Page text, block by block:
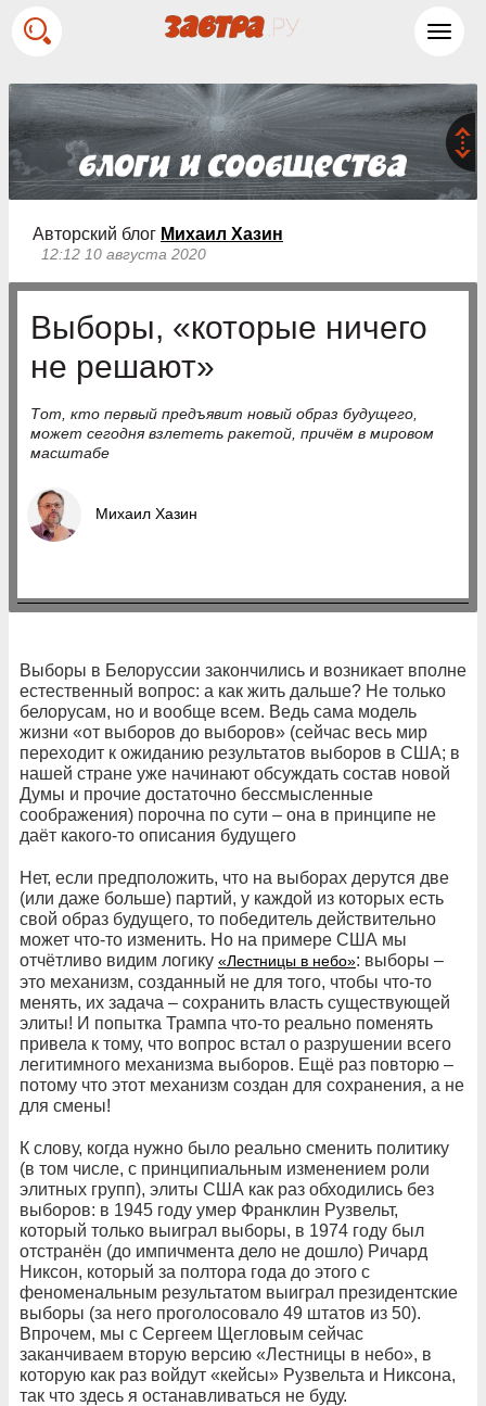
Авторский блог Михаил Хазин
12:12 10 августа 2020
Выборы, «которые ничего
не решают»
Тот, кто первый предъявит новый образ будущего,
может сегодня взлететь ракетой, причём в мировом
масштабе
Михаил Хазин
Выборы в Белоруссии закончились и возникает вполне
естественный вопрос: а как жить дальше? Не только
белорусам, но и вообще всем. Ведь сама модель
жизни «от выборов до выборов» (сейчас весь мир
переходит к ожиданию результатов выборов в США; в
нашей стране уже начинают обсуждать состав новой
Думы и прочие достаточно бессмысленные
соображения) порочна по сути – она в принципе не
даёт какого-то описания будущего
Нет, если предположить, что на выборах дерутся две
(или даже больше) партий, у каждой из которых есть
свой образ будущего, то победитель действительно
может что-то изменить. Но на примере США мы
отчётливо видим логику «Лестницы в небо»: выборы –
это механизм, созданный не для того, чтобы что-то
менять, их задача – сохранить власть существующей
элиты! И попытка Трампа что-то реально поменять
привела к тому, что вопрос встал о разрушении всего
легитимного механизма выборов. Ещё раз повторю –
потому что этот механизм создан для сохранения, а не
для смены!
К слову, когда нужно было реально сменить политику
(в том числе, с принципиальным изменением роли
элитных групп), элиты США как раз обходились без
выборов: в 1945 году умер Франклин Рузвельт,
который только выиграл выборы, в 1974 году был
отстранён (до импичмента дело не дошло) Ричард
Никсон, который за полтора года до этого с
феноменальным результатом выиграл президентские
выборы (за него проголосовало 49 штатов из 50).
Впрочем, мы с Сергеем Щегловым сейчас
заканчиваем вторую версию «Лестницы в небо», в
которую как раз войдут «кейсы» Рузвельта и Никсона,
так что здесь я останавливаться не буду.